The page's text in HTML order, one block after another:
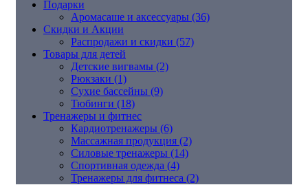
Подарки
Аромасаше и аксессуары (36)
Скидки и Акции
Распродажи и скидки (57)
Товары для детей
Детские вигвамы (2)
Рюкзаки (1)
Сухие бассейны (9)
Тюбинги (18)
Тренажеры и фитнес
Кардиотренажеры (6)
Массажная продукция (2)
Силовые тренажеры (14)
Спортивная одежда (4)
Тренажеры для фитнеса (2)